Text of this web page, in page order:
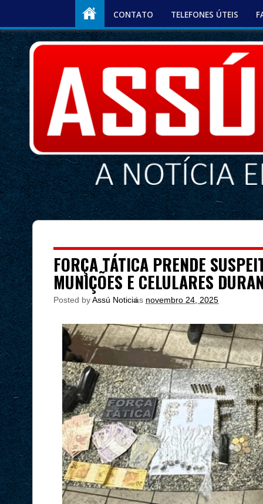
CONTATO TELEFONES ÚTEIS
FORÇA TÁTICA PRENDE
MUNIÇÕES E CELULARES
Posted byAssú Noticia
às novembro 24, 2025